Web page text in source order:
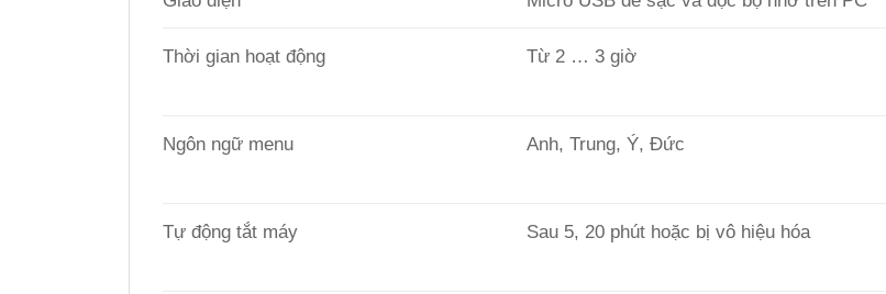
Thời gian hoạt động Từ 2 … 3 giờ
Ngôn ngữ menu Anh, Trung, Ý, Đức
Tự động tắt máy Sau 5, 20 phút hoặc bị vô hiệu hóa